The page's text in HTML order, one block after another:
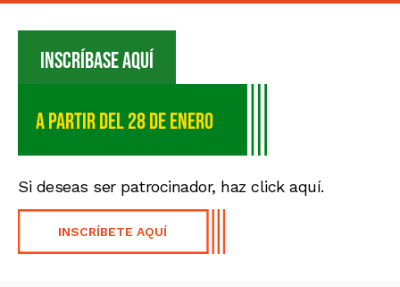
INSCRÍBASE AQUÍ
a partir del 28 de enero
Si deseas ser patrocinador, haz click aquí.
INSCRÍBETE AQUÍ